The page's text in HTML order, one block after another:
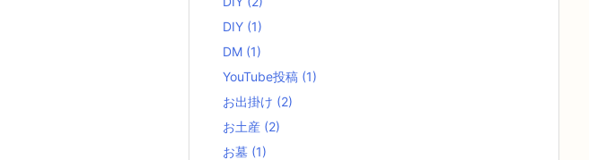
DIY (1)
DM (1)
YouTube投稿 (1)
お出掛け (2)
お土産 (2)
お墓 (1)